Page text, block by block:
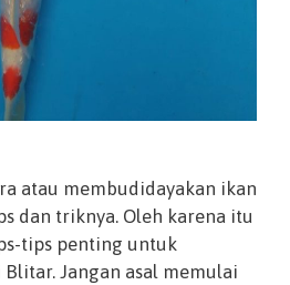
atau membudidayakan ikan
dan triknya. Oleh karena itu
tips penting untuk
Jangan asal memulai